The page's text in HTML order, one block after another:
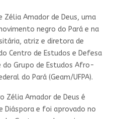
Zélia Amador de Deus, uma
negro do Pará e na
atriz e diretora de
Centro de Estudos e Defesa
do Grupo de Estudos Afro-
do Pará (Geam/UFPA).
Zélia Amador de Deus é
Diáspora e foi aprovado no